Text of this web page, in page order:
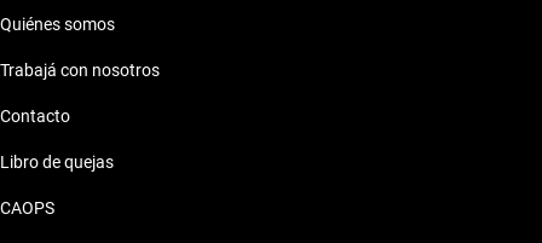
Quiénes somos
Trabajá con nosotros
Contacto
Libro de quejas
CAOPS